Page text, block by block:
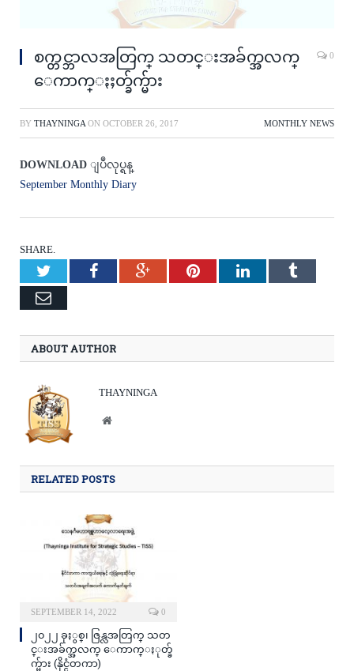
စက္တင္ဘာလအတြက္ သတင္းအခ်က္အလက္
ေကာက္ႏႈတ္ခ်က္မ်ား
0
BY THAYNINGA ON OCTOBER 26, 2017 MONTHLY NEWS
DOWNLOAD ျပဳလုပ္ရန္
September Monthly Diary
SHARE.
TwitterFacebookGoogle+PinterestLinkedInTumblr
Email
ABOUT AUTHOR
THAYNINGA
Website
RELATED POSTS
SEPTEMBER 14, 2022 0
၂၀၂၂ ခုႏွစ္၊ ဇြန္လအတြက္ သတ
င္းအခ်က္အလက္ ေကာက္ႏုတ္ခ်
က္မ်ား (နိုင္ငံတကာ)